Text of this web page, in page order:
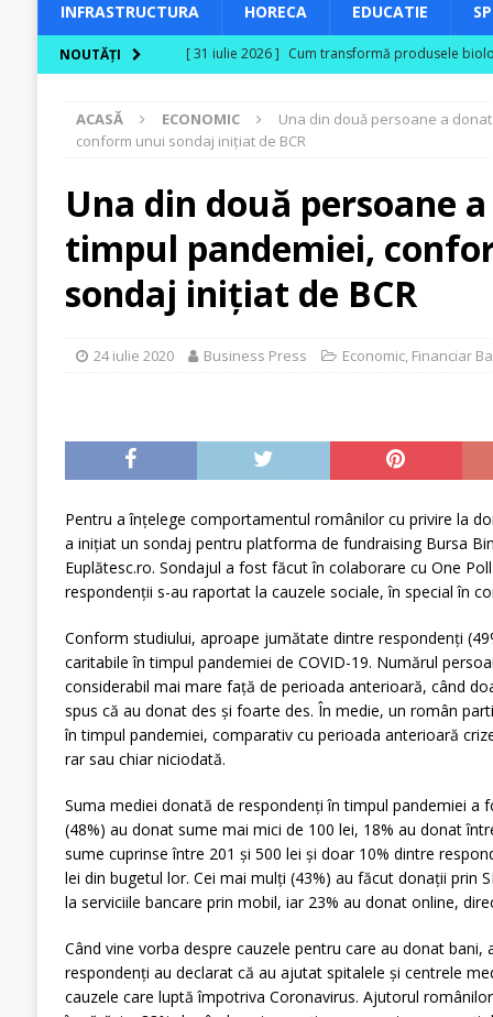
INFRASTRUCTURA HORECA EDUCATIE
NOUTĂȚI [ 31 iulie 2026 ] Cum transformă produsele
Carpaților Orientali
ACTUALITATE
[ 29 iulie 2026 ] CITR – Insolvențele din
sunt în risc financiar
ACTUALITATE
[ 31 iulie 2026 ]
În agricultura de astăzi,
ACASĂ ECONOMIC
Una din două persoane a
conform unui sondaj inițiat de BCR
Una din două persoane
timpul pandemiei,
sondaj inițiat de BCR
24 iulie 2020 Business Press Economic, Financiar
Pentru a înțelege comportamentul românilor cu privire la
a inițiat un sondaj pentru platforma de fundraising Bursa
Euplătesc.ro. Sondajul a fost făcut în colaborare cu One
respondenții s-au raportat la cauzele sociale, în special în
Conform studiului, aproape jumătate dintre respondenți
caritabile în timpul pandemiei de COVID-19. Numărul
considerabil mai mare față de perioada anterioară, când
spus că au donat des și foarte des. În medie, un român
în timpul pandemiei, comparativ cu perioada anterioară
rar sau chiar niciodată.
Suma mediei donată de respondenţi în timpul pandemiei a
(48%) au donat sume mai mici de 100 lei, 18% au donat
sume cuprinse între 201 și 500 lei și doar 10% dintre
lei din bugetul lor. Cei mai mulți (43%) au făcut donații prin
la serviciile bancare prin mobil, iar 23% au donat online,
Când vine vorba despre cauzele pentru care au donat
respondenți au declarat că au ajutat spitalele și centrele
cauzele care luptă împotriva Coronavirus. Ajutorul